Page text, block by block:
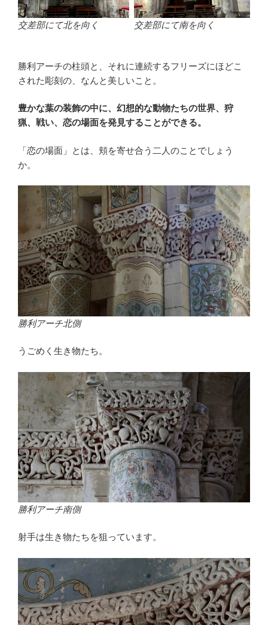
交差部にて北を向く 交差部にて南を向く
勝利アーチの柱頭と、それに連続するフリーズにほどこ
された彫刻の、なんと美しいこと。
豊かな葉の装飾の中に、幻想的な動物たちの世界、狩
猟、戦い、恋の場面を発見することができる。
「恋の場面」とは、頬を寄せ合う二人のことでしょう
か。
勝利アーチ北側
うごめく生き物たち。
勝利アーチ南側
射手は生き物たちを狙っています。